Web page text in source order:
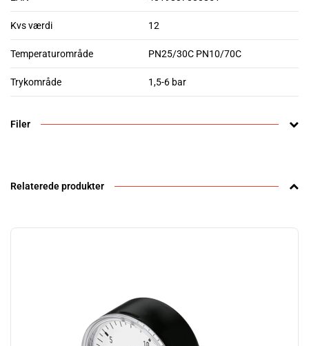
Kvs værdi 12
Temperaturområde PN25/30C PN10/70C
Trykområde 1,5-6 bar
Filer
Relaterede produkter